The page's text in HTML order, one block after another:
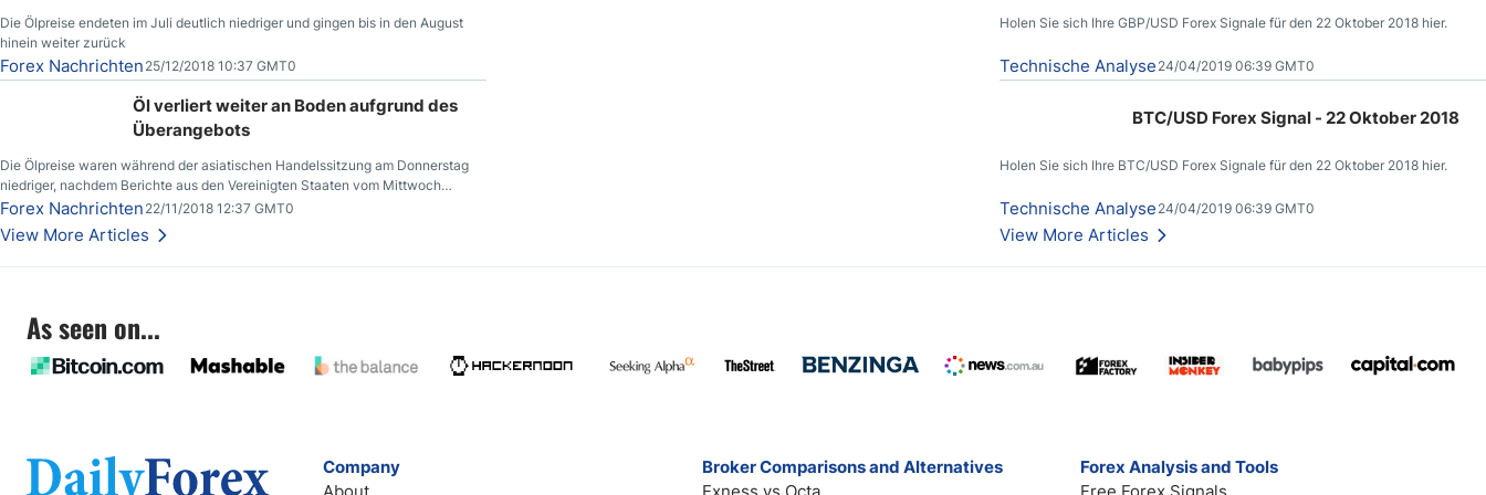
Die Ölpreise endeten im Juli deutlich niedriger und gingen bis in den August
hinein weiter zurück
Forex Nachrichten 25/12/2018 10:37 GMT0
Öl verliert weiter an Boden aufgrund des
Überangebots
Die Ölpreise waren während der asiatischen Handelssitzung am Donnerstag
niedriger, nachdem Berichte aus den Vereinigten Staaten vom Mittwoch
zeigten, dass die US-Rohöllagerbestände den höchsten Stand seit Dezember
2017 erreichten.
Forex Nachrichten 22/11/2018 12:37 GMT0
View More Articles
Holen Sie sich Ihre GBP/USD Forex Signale für den 22 Oktober 2018 hier.
Technische Analyse 24/04/2019 06:39 GMT0
BTC/USD Forex Signal - 22 Oktober 2018
Holen Sie sich Ihre BTC/USD Forex Signale für den 22 Oktober 2018 hier.
Technische Analyse 24/04/2019 06:39 GMT0
View More Articles
As seen on...
Company
Broker Comparisons and Alternatives
Forex Analysis and Tools